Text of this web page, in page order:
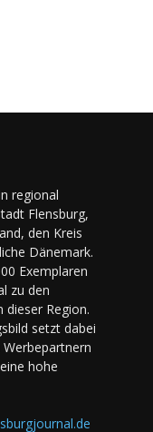
regional
Flensburg,
den Kreis
Dänemark.
Exemplaren
zu den
Region.
setzt dabei
hohe